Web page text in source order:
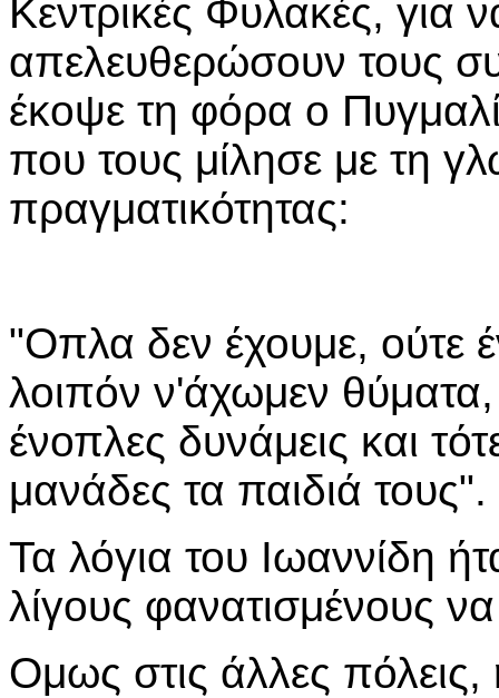
Κεντρικές Φυλακές, για
απελευθερώσουν τους
έκοψε τη φόρα ο
που τους μίλησε με τη
πραγματικότητας:
"Οπλα δεν έχουμε, ούτε
λοιπόν ν'άχωμεν
ένοπλες δυνάμεις και
μανάδες τα παιδιά τους".
Τα λόγια του Ιωαννίδη
λίγους φανατισμένους
Ομως στις άλλες